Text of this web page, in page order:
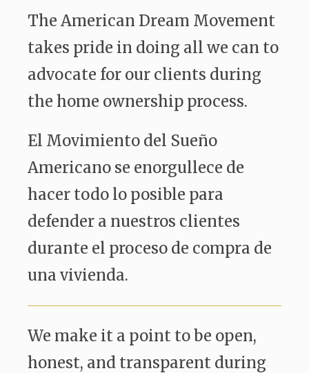
The American Dream Movement
takes pride in doing all we can to
advocate for our clients during
the home ownership process.
El Movimiento del Sueño
Americano se enorgullece de
hacer todo lo posible para
defender a nuestros clientes
durante el proceso de compra de
una vivienda.
We make it a point to be open,
honest, and transparent during